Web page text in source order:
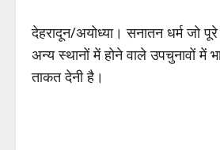
देहरादून/अयोध्या। सनातन धर्म जो
अन्य स्थानों में होने वाले उपचुनावों में
ताकत देनी है।